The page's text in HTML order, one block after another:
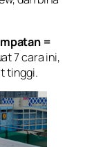
=
7 cara ini,
tinggi.